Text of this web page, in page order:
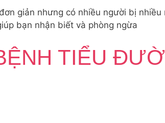
giản nhưng có nhiều người bị
bạn nhận biết và phòng ngừa
TIỂU